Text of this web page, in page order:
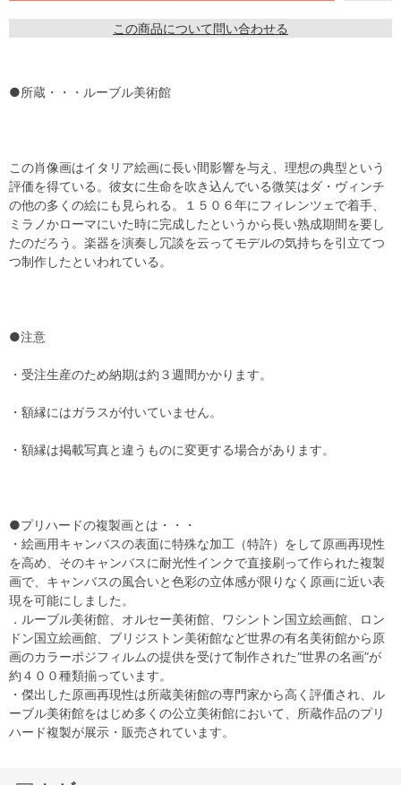
この商品について問い合わせる
●所蔵・・・ルーブル美術館
この肖像画はイタリア絵画に長い間影響を与え、理想の典型という
評価を得ている。彼女に生命を吹き込んでいる微笑はダ・ヴィンチ
の他の多くの絵にも見られる。１５０６年にフィレンツェで着手、
ミラノかローマにいた時に完成したというから長い熟成期間を要し
たのだろう。楽器を演奏し冗談を云ってモデルの気持ちを引立てつ
つ制作したといわれている。
●注意
・受注生産のため納期は約３週間かかります。
・額縁にはガラスが付いていません。
・額縁は掲載写真と違うものに変更する場合があります。
●プリハードの複製画とは・・・
・絵画用キャンバスの表面に特殊な加工（特許）をして原画再現性
を高め、そのキャンバスに耐光性インクで直接刷って作られた複製
画で、キャンバスの風合いと色彩の立体感が限りなく原画に近い表
現を可能にしました。
．ルーブル美術館、オルセー美術館、ワシントン国立絵画館、ロン
ドン国立絵画館、ブリジストン美術館など世界の有名美術館から原
画のカラーポジフィルムの提供を受けて制作された“世界の名画”が
約４００種類揃っています。
・傑出した原画再現性は所蔵美術館の専門家から高く評価され、ル
ーブル美術館をはじめ多くの公立美術館において、所蔵作品のプリ
ハード複製が展示・販売されています。